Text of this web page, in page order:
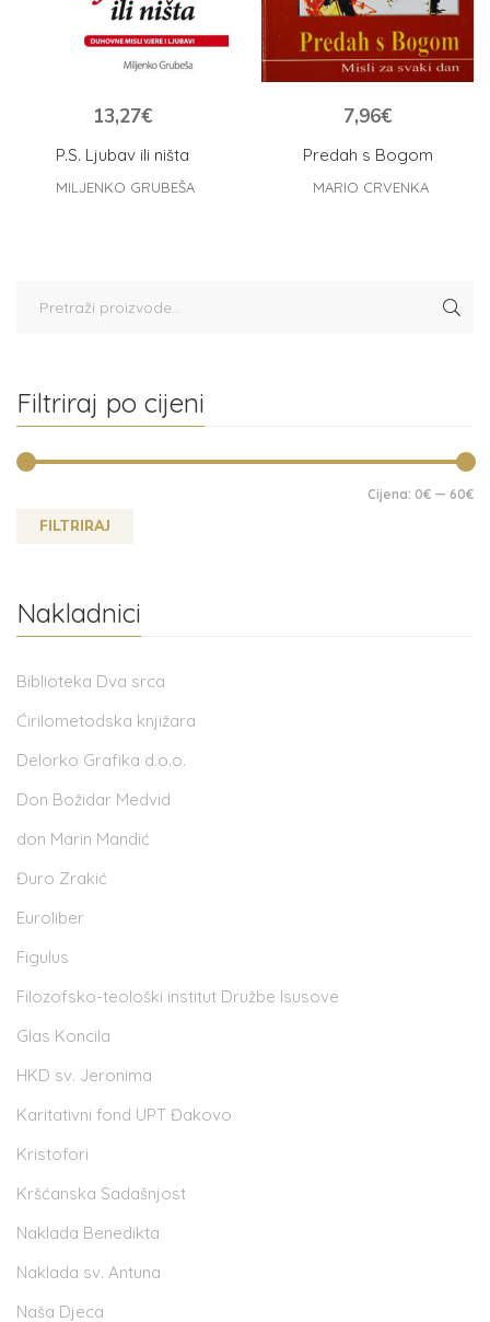
P.S. Ljubav ili ništa
13,27€
MILJENKO GRUBEŠA
Predah s Bogom
7,96€
MARIO CRVENKA
Filtriraj po cijeni
FILTRIRAJ
Cijena: 0€ — 60€
Nakladnici
Biblioteka Dva srca
Ćirilometodska knjižara
Delorko Grafika d.o.o.
Don Božidar Medvid
don Marin Mandić
Đuro Zrakić
Euroliber
Figulus
Filozofsko-teološki institut Družbe Isusove
Glas Koncila
HKD sv. Jeronima
Karitativni fond UPT Đakovo
Kristofori
Kršćanska Sadašnjost
Naklada Benedikta
Naklada sv. Antuna
Naša Djeca